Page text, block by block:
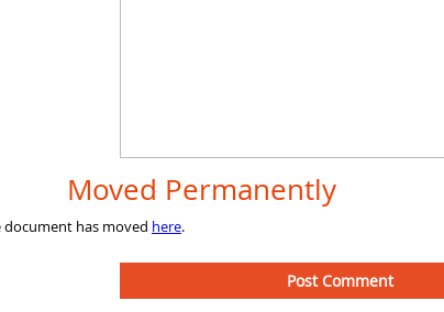
Moved Permanently
document has moved here.